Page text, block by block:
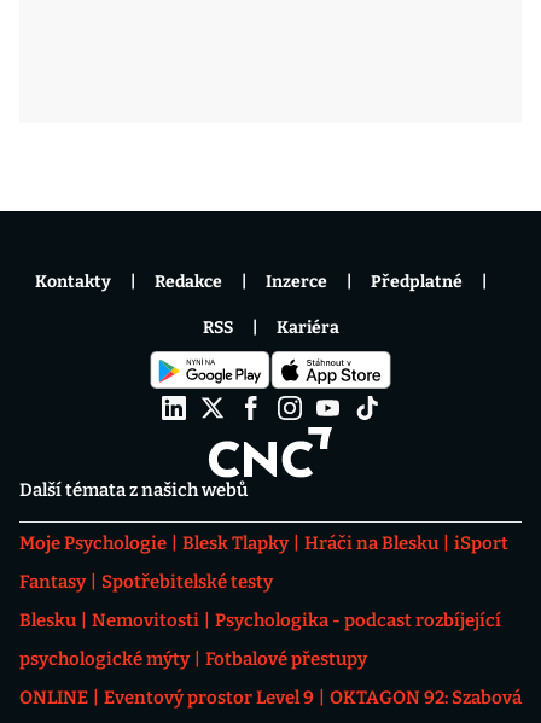
Další témata z našich webů
Moje Psychologie Blesk Tlapky Hráči na Blesku
iSport
Fantasy
Spotřebitelské testy
Blesku
Nemovitosti
Psychologika - podcast rozbíjející
psychologické mýty
Fotbalové přestupy
ONLINE
Eventový prostor Level 9
OKTAGON 92: Szabová
Kontakty Redakce Inzerce Předplatné
RSS Kariéra